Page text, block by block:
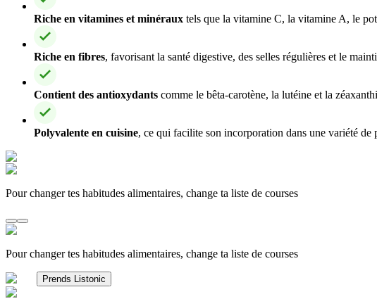
Riche en vitamines et minéraux tels que la vitamine C, la vitamine A, le
Riche en fibres, favorisant la santé digestive, des selles régulières et le
Contient des antioxydants comme le bêta-carotène, la lutéine et la
Polyvalente en cuisine, ce qui facilite son incorporation dans une variété de
Pour changer tes habitudes alimentaires, change ta liste de courses
Pour changer tes habitudes alimentaires, change ta liste de courses
Prends Listonic